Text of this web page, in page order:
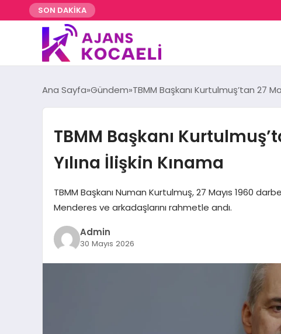
SON DAKİKA
Ana Sayfa Gündem TBMM Başkanı Kurtulmuş’tan 27
TBMM Başkanı
Yılına İlişkin Kınama
TBMM Başkanı Numan Kurtulmuş, 27 Mayıs 1960
Menderes ve arkadaşlarını rahmetle andı.
Admin
30 Mayıs 2026